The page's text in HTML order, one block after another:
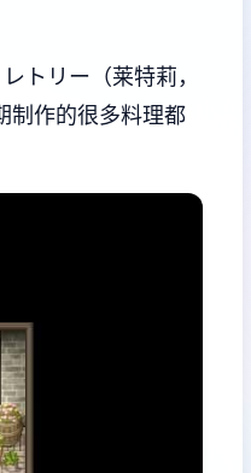
トリー（莱特莉，
制作的很多料理都